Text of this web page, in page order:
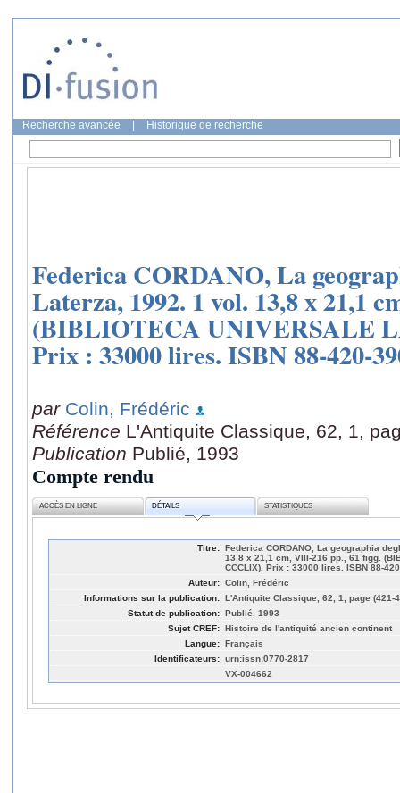
Recherche avancée Historique de recherche
Federica CORDANO, La
Laterza, 1992. 1 vol. 13,8 x 21,1
(BIBLIOTECA UNIVERSALE
Prix : 33000 lires. ISBN 88-420-
par Colin, Frédéric
Référence L'Antiquite Classique, 62, 1,
Publication Publié, 1993
Compte rendu
ACCÈS EN LIGNE DÉTAILS STATISTIQUES
Titre: Federica CORDANO, La geographia
13,8 x 21,1 cm, VIII-216 pp., 61 figg.
CCCLIX). Prix : 33000 lires. ISBN 88-
Auteur: Colin, Frédéric
Informations sur la publication: L'Antiquite Classique, 62, 1, page (421-
Statut de publication: Publié, 1993
Sujet CREF: Histoire de l'antiquité ancien continent
Langue: Français
Identificateurs: urn:issn:0770-2817
VX-004662